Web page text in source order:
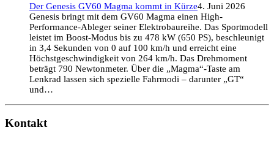
Der Genesis GV60 Magma kommt in Kürze4. Juni 2026
Genesis bringt mit dem GV60 Magma einen High-
Performance-Ableger seiner Elektrobaureihe. Das Sportmodell
leistet im Boost-Modus bis zu 478 kW (650 PS), beschleunigt
in 3,4 Sekunden von 0 auf 100 km/h und erreicht eine
Höchstgeschwindigkeit von 264 km/h. Das Drehmoment
beträgt 790 Newtonmeter. Über die „Magma“-Taste am
Lenkrad lassen sich spezielle Fahrmodi – darunter „GT“
und…
Kontakt